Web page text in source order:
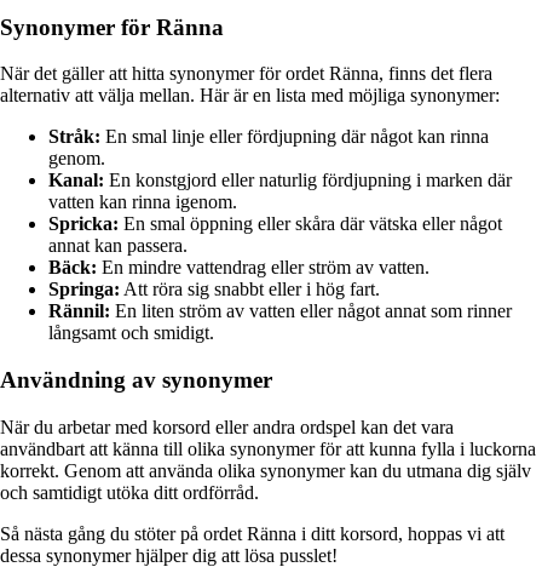
Synonymer för Ränna
När det gäller att hitta synonymer för ordet Ränna, finns det flera
alternativ att välja mellan. Här är en lista med möjliga synonymer:
Stråk: En smal linje eller fördjupning där något kan rinna
genom.
Kanal: En konstgjord eller naturlig fördjupning i marken där
vatten kan rinna igenom.
Spricka: En smal öppning eller skåra där vätska eller något
annat kan passera.
Bäck: En mindre vattendrag eller ström av vatten.
Springa: Att röra sig snabbt eller i hög fart.
Rännil: En liten ström av vatten eller något annat som rinner
långsamt och smidigt.
Användning av synonymer
När du arbetar med korsord eller andra ordspel kan det vara
användbart att känna till olika synonymer för att kunna fylla i luckorna
korrekt. Genom att använda olika synonymer kan du utmana dig själv
och samtidigt utöka ditt ordförråd.
Så nästa gång du stöter på ordet Ränna i ditt korsord, hoppas vi att
dessa synonymer hjälper dig att lösa pusslet!